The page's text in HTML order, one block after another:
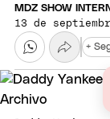
MDZ SHOW
13 de
+